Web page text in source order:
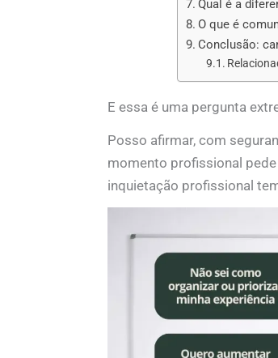
Qual é a
O que é
Conclusão:
E essa é uma pergunta
Posso afirmar, com
momento profissional
inquietação profissional